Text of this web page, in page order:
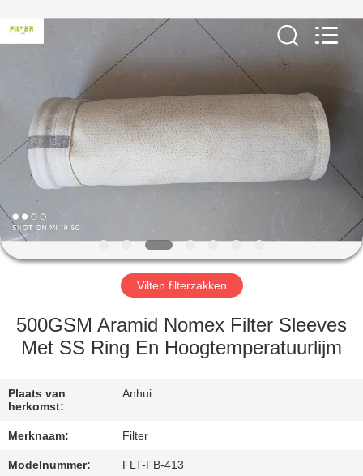
PRODUCTEN
OVER
ONS
FABRIEKSREIS
KWALITEITSCONTROLE
CONTACTEER
ONS
NIEUWS
Technology
Co.,Ltd..
Vilten filterzakken
500GSM Aramid Nomex Filter Sleeves
Met SS Ring En Hoogtemperatuurlijm
Plaats van
herkomst:
Anhui
Merknaam: Filter
Modelnummer: FLT-FB-413